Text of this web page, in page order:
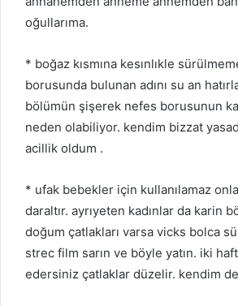
oğullarıma.
* boğaz kısmına kesınlıkle
borusunda bulunan adını su an
bölümün şişerek nefes borusunun
neden olabiliyor. kendim bizzat
acillik oldum .
* ufak bebekler için kullanılamaz
daraltır. ayrıyeten kadınlar da karin
doğum çatlakları varsa vicks bolca
strec film sarın ve böyle yatın. iki
edersiniz çatlaklar düzelir. kendim